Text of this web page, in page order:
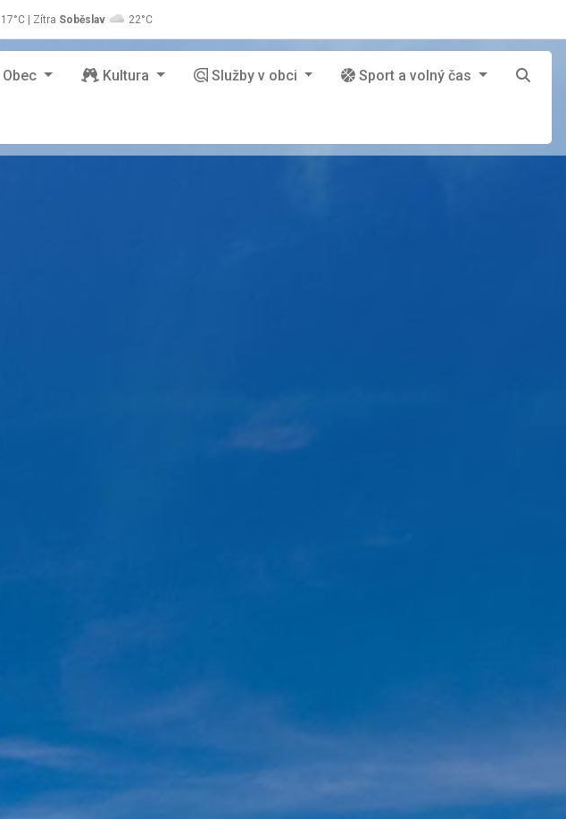
17°C | Zítra Soběslav 22°C
Obec Kultura Služby v obci Sport a volný čas